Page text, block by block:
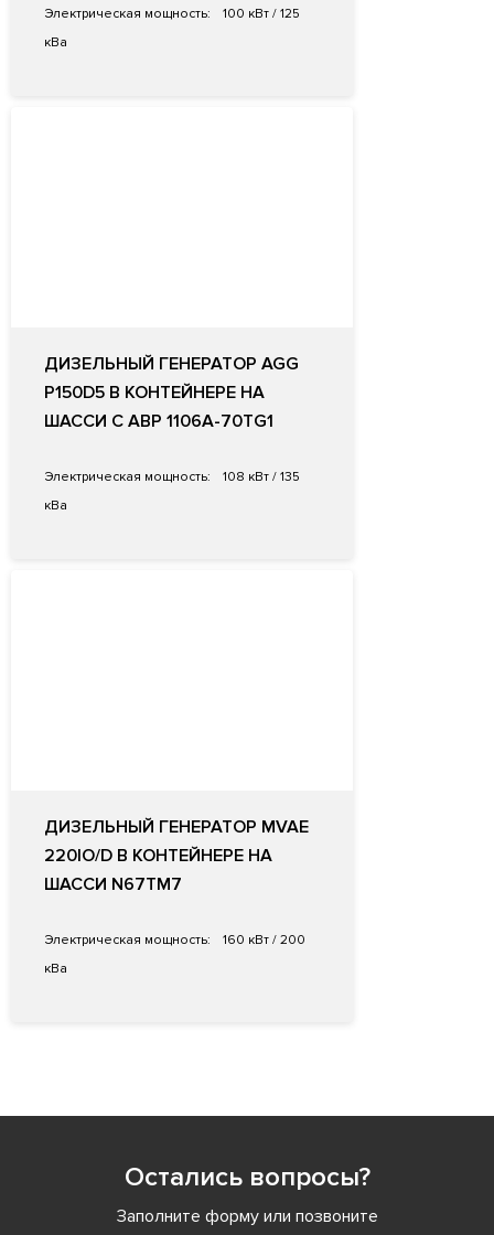
Электрическая мощность:
100 кВт / 125
кВа
ДИЗЕЛЬНЫЙ ГЕНЕРАТОР AGG
P150D5 В КОНТЕЙНЕРЕ НА
ШАССИ С АВР 1106A-70TG1
Электрическая мощность:
108 кВт / 135
кВа
ДИЗЕЛЬНЫЙ ГЕНЕРАТОР MVAE
220IO/D В КОНТЕЙНЕРЕ НА
ШАССИ N67TM7
Электрическая мощность:
160 кВт / 200
кВа
Остались вопросы?
Заполните форму или позвоните